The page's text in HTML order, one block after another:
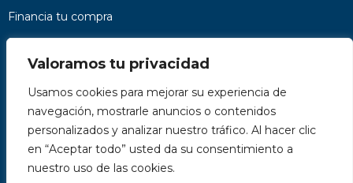
Valoramos tu privacidad
Usamos cookies para mejorar su experiencia de
navegación, mostrarle anuncios o contenidos
personalizados y analizar nuestro tráfico. Al hacer clic
en “Aceptar todo” usted da su consentimiento a
nuestro uso de las cookies.
Financia tu compra
Preguntas frecuentes
Nosotros
Contacto
Páginas legales
Kit Digital